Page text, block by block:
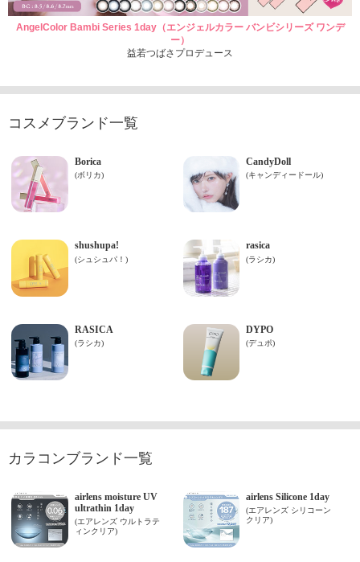
AngelColor Bambi Series 1day（エンジェルカラー バンビシリーズ ワンデ
ー）
益若つばさプロデュース
コスメブランド一覧
カラコンブランド一覧